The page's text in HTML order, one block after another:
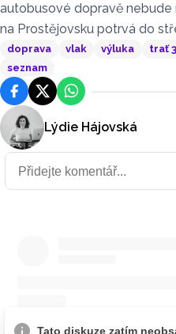
autobusové dopravě nebude
na Prostějovsku potrvá do
doprava vlak výluka trať
seznam
FacebookPlatforma X
WhatsApp
Lýdie Hájovská